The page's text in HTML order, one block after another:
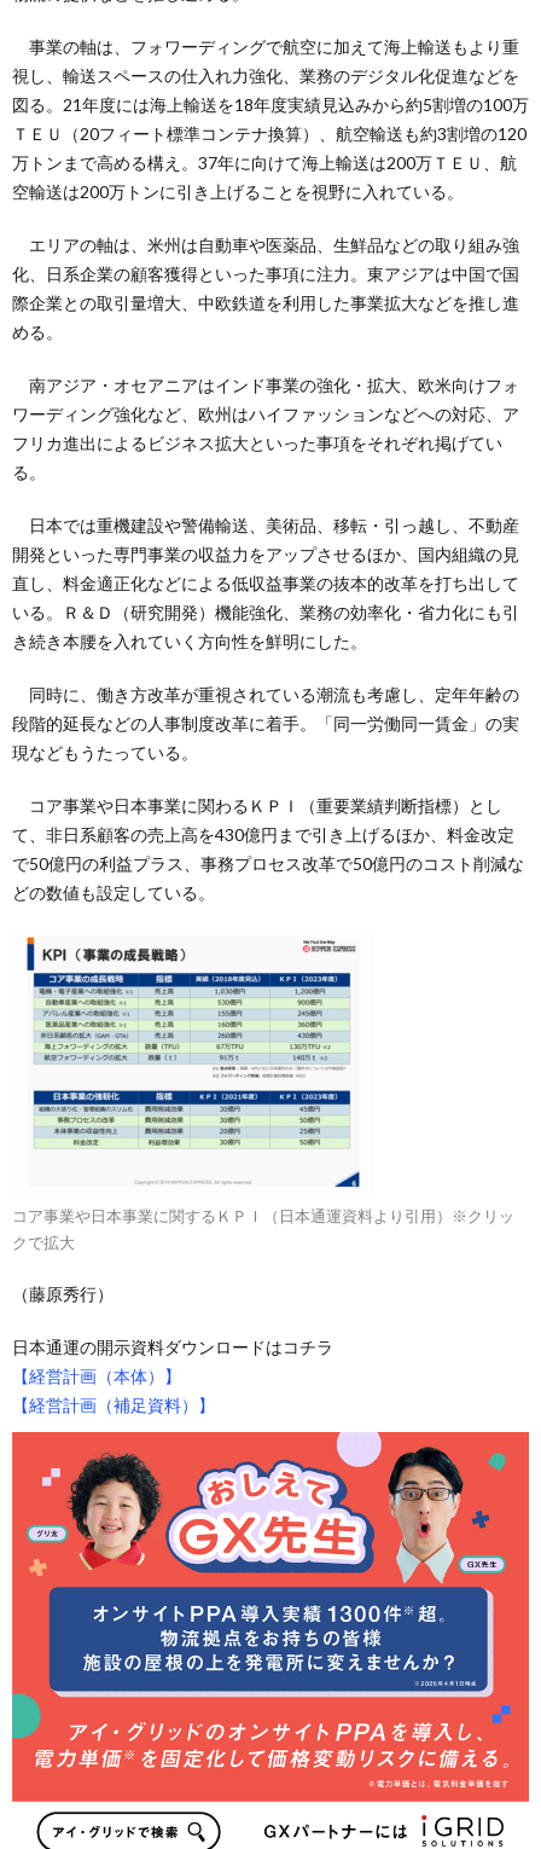
事業の軸は、フォワーディングで航空に加えて海上輸送もより重
視し、輸送スペースの仕入れ力強化、業務のデジタル化促進などを
図る。21年度には海上輸送を18年度実績見込みから約5割増の100万
ＴＥＵ（20フィート標準コンテナ換算）、航空輸送も約3割増の120
万トンまで高める構え。37年に向けて海上輸送は200万ＴＥＵ、航
空輸送は200万トンに引き上げることを視野に入れている。
エリアの軸は、米州は自動車や医薬品、生鮮品などの取り組み強
化、日系企業の顧客獲得といった事項に注力。東アジアは中国で国
際企業との取引量増大、中欧鉄道を利用した事業拡大などを推し進
める。
南アジア・オセアニアはインド事業の強化・拡大、欧米向けフォ
ワーディング強化など、欧州はハイファッションなどへの対応、ア
フリカ進出によるビジネス拡大といった事項をそれぞれ掲げてい
る。
日本では重機建設や警備輸送、美術品、移転・引っ越し、不動産
開発といった専門事業の収益力をアップさせるほか、国内組織の見
直し、料金適正化などによる低収益事業の抜本的改革を打ち出して
いる。Ｒ＆Ｄ（研究開発）機能強化、業務の効率化・省力化にも引
き続き本腰を入れていく方向性を鮮明にした。
同時に、働き方改革が重視されている潮流も考慮し、定年年齢の
段階的延長などの人事制度改革に着手。「同一労働同一賃金」の実
現などもうたっている。
コア事業や日本事業に関わるＫＰＩ（重要業績判断指標）とし
て、非日系顧客の売上高を430億円まで引き上げるほか、料金改定
で50億円の利益プラス、事務プロセス改革で50億円のコスト削減な
どの数値も設定している。
コア事業や日本事業に関するＫＰＩ（日本通運資料より引用）※クリッ
クで拡大
（藤原秀行）
日本通運の開示資料ダウンロードはコチラ
【経営計画（本体）】
【経営計画（補足資料）】